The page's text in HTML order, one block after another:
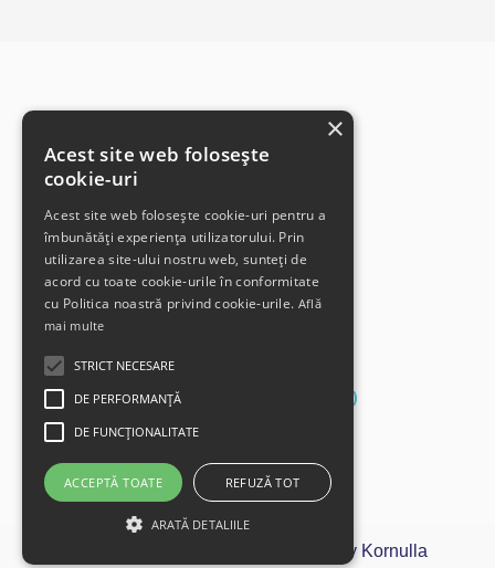
07VIDIPROD (0784347763)
contact@vidiprodserv.ro
Copyright © 2026 VidiProdServ | by Kornulla
×
Acest site web folosește
cookie-uri
Acest site web folosește cookie-uri pentru a
îmbunătăți experiența utilizatorului. Prin
utilizarea site-ului nostru web, sunteți de
acord cu toate cookie-urile în conformitate
cu Politica noastră privind cookie-urile. Află
mai multe
STRICT NECESARE
DE PERFORMANȚĂ
DE FUNCŢIONALITATE
ACCEPTĂ TOATE REFUZĂ TOT
ARATĂ DETALIILE